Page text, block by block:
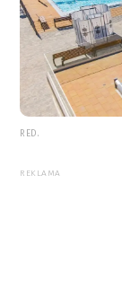
RED.
REKLAMA